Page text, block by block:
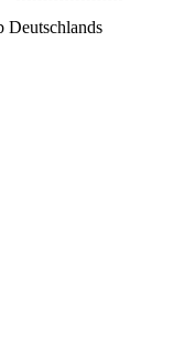
Deutschlands